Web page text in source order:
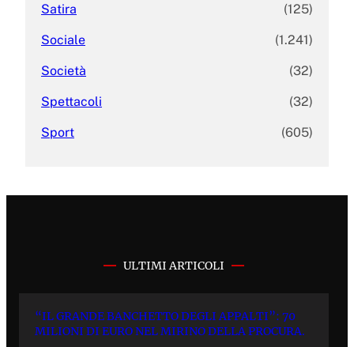
Satira (125)
Sociale (1.241)
Società (32)
Spettacoli (32)
Sport (605)
ULTIMI ARTICOLI
“IL GRANDE BANCHETTO DEGLI APPALTI”: 70
MILIONI DI EURO NEL MIRINO DELLA PROCURA.